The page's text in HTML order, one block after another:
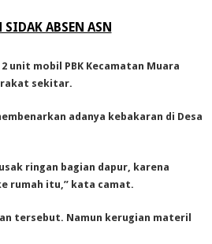
SIDAK ABSEN ASN
unit mobil PBK Kecamatan Muara
sekitar.
adanya kebakaran di Desa
ringan bagian dapur, karena
rumah itu,” kata camat.
tersebut. Namun kerugian materil